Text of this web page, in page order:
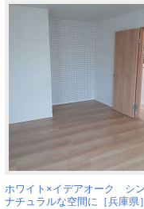
ホワイト×イデアオーク シ
ナチュラルな空間に［兵庫県］